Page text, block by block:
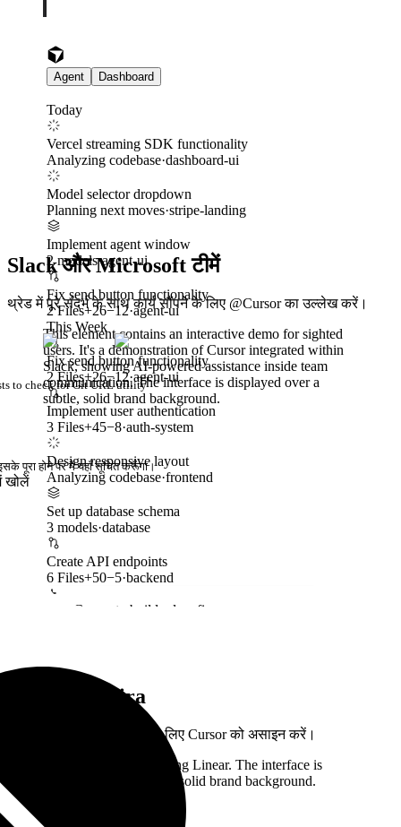
Agent Dashboard
Today
Vercel streaming SDK functionality
Analyzing codebase·dashboard-ui
Model selector dropdown
Planning next moves·stripe-landing
Implement agent window
2 models·agent-ui
Fix send button functionality
2 Files+26−12·agent-ui
This Week
Fix send button functionality
2 Files+26−12·agent-ui
Implement user authentication
3 Files+45−8·auth-system
Design responsive layout
Analyzing codebase·frontend
Set up database schema
3 models·database
Create API endpoints
6 Files+50−5·backend
Ask Cursor to build, plan, fix...
Slack और Microsoft टीमें
थ्रेड में पूरे संदर्भ के साथ कार्य सौंपने के लिए @Cursor का उल्लेख करें।
This element contains an interactive demo for sighted
users. It's a demonstration of Cursor integrated within
Slack, showing AI-powered assistance inside team
communication. The interface is displayed over a
subtle, solid brand background.
to check for Git URL utility
पूरा होने पर मैं यहाँ सूचित करूँगा।
खोलें
Linear और Jira
समस्याओं को PRs में बदलने के लिए Cursor को असाइन करें।
Interactive demo showing Linear. The interface is
displayed over a subtle, solid brand background.